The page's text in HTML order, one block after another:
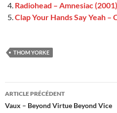
Radiohead – Amnesiac (2001)
Clap Your Hands Say Yeah –
THOM YORKE
Navigation
des
ARTICLE PRÉCÉDENT
Vaux – Beyond Virtue Beyond Vice